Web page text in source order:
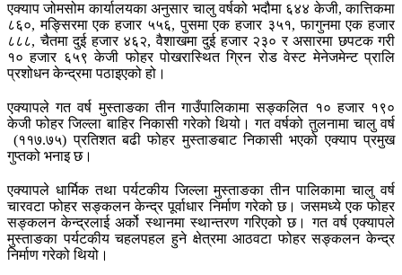
एक्याप जोमसोम कार्यालयका अनुसार चालु वर्षको भदौमा ६४४ केजी, कात्तिकमा
८६०, मङ्सिरमा एक हजार ५५६, पुसमा एक हजार ३५१, फागुनमा एक हजार
८८८, चैतमा दुई हजार ४६२, वैशाखमा दुई हजार २३० र असारमा छपटक गरी
१० हजार ६५९ केजी फोहर पोखरास्थित ग्रिन रोड वेस्ट मेनेजमेन्ट प्रालि
प्रशोधन केन्द्रमा पठाइएको हो।
एक्यापले गत वर्ष मुस्ताङका तीन गाउँपालिकामा सङ्कलित १० हजार १९०
केजी फोहर जिल्ला बाहिर निकासी गरेको थियो। गत वर्षको तुलनामा चालु वर्ष
(११७.७५) प्रतिशत बढी फोहर मुस्ताङबाट निकासी भएको एक्याप प्रमुख
गुप्तको भनाइ छ।
एक्यापले धार्मिक तथा पर्यटकीय जिल्ला मुस्ताङका तीन पालिकामा चालु वर्ष
चारवटा फोहर सङ्कलन केन्द्र पूर्वाधार निर्माण गरेको छ। जसमध्ये एक फोहर
सङ्कलन केन्द्रलाई अर्को स्थानमा स्थान्तरण गरिएको छ। गत वर्ष एक्यापले
मुस्ताङका पर्यटकीय चहलपहल हुने क्षेत्रमा आठवटा फोहर सङ्कलन केन्द्र
निर्माण गरेको थियो।